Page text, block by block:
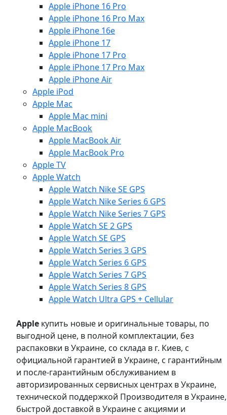
Apple iPhone 16 Pro
Apple iPhone 16 Pro Max
Apple iPhone 16e
Apple iPhone 17
Apple iPhone 17 Pro
Apple iPhone 17 Pro Max
Apple iPhone Air
Apple iPod
Apple Mac
Apple Mac mini
Apple MacBook
Apple MacBook Air
Apple MacBook Pro
Apple TV
Apple Watch
Apple Watch Nike SE GPS
Apple Watch Nike Series 6 GPS
Apple Watch Nike Series 7 GPS
Apple Watch SE 2 GPS
Apple Watch SE GPS
Apple Watch Series 3 GPS
Apple Watch Series 6 GPS
Apple Watch Series 7 GPS
Apple Watch Series 8 GPS
Apple Watch Ultra GPS + Cellular
Apple купить новые и оригинальные товары, по
выгодной цене, в полной комплектации, без
распаковки в Украине, со склада в г. Киев, с
официальной гарантией в Украине, с гарантийным
и после-гарантийным обслуживанием в
авторизированных сервисных центрах в Украине,
технической поддержкой Производителя в Украине,
быстрой доставкой в Украине с акциями и